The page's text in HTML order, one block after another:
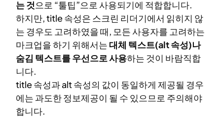
는 것 으로 “툴팁”으로 사용되기에 적합합니다.
하지만, title 속성은 스크린 리더기에서 읽히지 않
는 경우도 고려하였을 때, 모든 사용자를 고려하는
마크업을 하기 위해서는 대체 텍스트(alt 속성)나
숨김 텍스트를 우선으로 사용하는 것이 바람직합
니다.
title 속성과 alt 속성의 값이 동일하게 제공될 경우
에는 과도한 정보제공이 될 수 있으므로 주의해야
합니다.